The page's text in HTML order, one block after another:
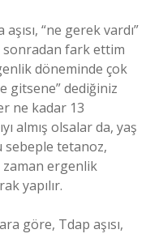
“ne gerek vardı”
sonradan fark ettim
döneminde çok
gitsene” dediğiniz
ne kadar 13
almış olsalar da, yaş
sebeple tetanoz,
zaman ergenlik
yapılır.
göre, Tdap aşısı,